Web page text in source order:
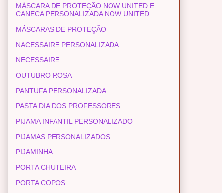
MÁSCARA DE PROTEÇÃO NOW UNITED E
CANECA PERSONALIZADA NOW UNITED
MÁSCARAS DE PROTEÇÃO
NACESSAIRE PERSONALIZADA
NECESSAIRE
OUTUBRO ROSA
PANTUFA PERSONALIZADA
PASTA DIA DOS PROFESSORES
PIJAMA INFANTIL PERSONALIZADO
PIJAMAS PERSONALIZADOS
PIJAMINHA
PORTA CHUTEIRA
PORTA COPOS